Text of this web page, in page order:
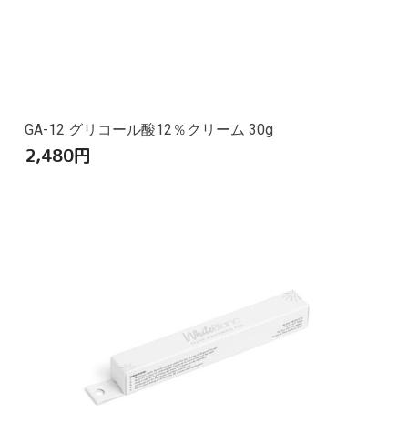
GA-12 グリコール酸12％クリーム 30g
2,480円